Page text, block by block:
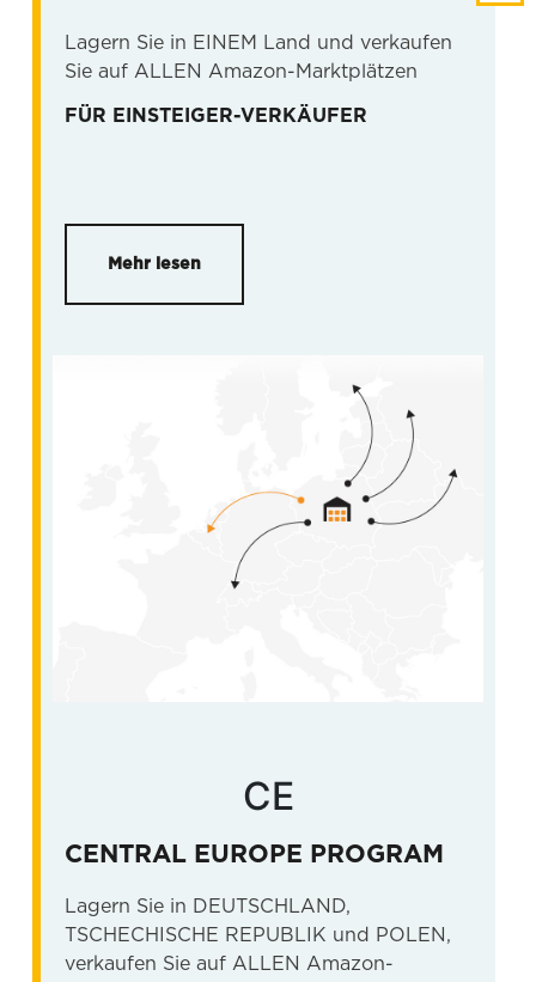
Lagern Sie in EINEM Land und verkaufen
Sie auf ALLEN Amazon-Marktplätzen
FÜR EINSTEIGER-VERKÄUFER
Mehr lesen
CE
CENTRAL EUROPE PROGRAM
Lagern Sie in DEUTSCHLAND,
TSCHECHISCHE REPUBLIK und POLEN,
verkaufen Sie auf ALLEN Amazon-